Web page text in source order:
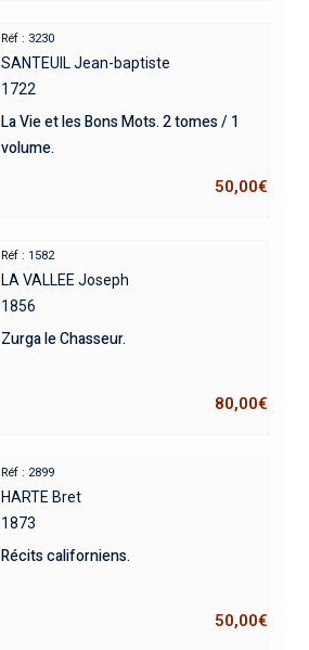
Réf : 3230
SANTEUIL Jean-baptiste
1722
La Vie et les Bons Mots. 2 tomes / 1
volume.
50,00€
Réf : 1582
LA VALLEE Joseph
1856
Zurga le Chasseur.
80,00€
Réf : 2899
HARTE Bret
1873
Récits californiens.
50,00€